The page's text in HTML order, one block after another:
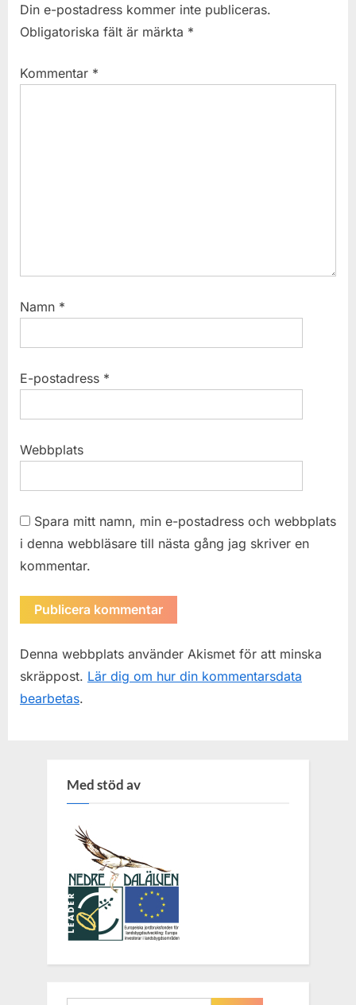
Din e-postadress kommer inte publiceras.
Obligatoriska fält är märkta *
Kommentar *
Namn *
E-postadress *
Webbplats
Spara mitt namn, min e-postadress och webbplats
i denna webbläsare till nästa gång jag skriver en
kommentar.
Denna webbplats använder Akismet för att minska
skräppost. Lär dig om hur din kommentarsdata
bearbetas.
Med stöd av